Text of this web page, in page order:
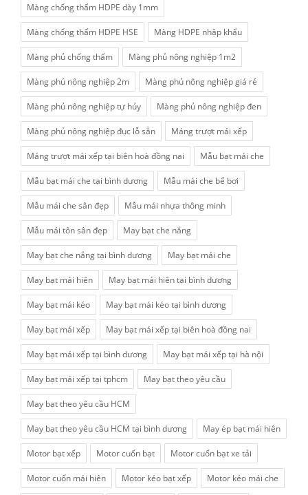
Màng chống thấm HDPE dày 1mm
Màng chống thấm HDPE HSE Màng HDPE nhập khẩu
Màng phủ chống thấm Màng phủ nông nghiệp 1m2
Màng phủ nông nghiệp 2m Màng phủ nông nghiệp giá rẻ
Màng phủ nông nghiệp tự hủy Màng phủ nông nghiệp đen
Màng phủ nông nghiệp đục lỗ sẵn Máng trượt mái xếp
Máng trượt mái xếp tại biên hoà đồng nai Mẫu bạt mái che
Mẫu bạt mái che tại bình dương Mẫu mái che bể bơi
Mẫu mái che sân đẹp Mẫu mái nhựa thông minh
Mẫu mái tôn sân đẹp May bạt che nắng
May bạt che nắng tại bình dương May bạt mái che
May bạt mái hiên May bạt mái hiên tại bình dương
May bạt mái kéo May bạt mái kéo tại bình dương
May bạt mái xếp May bạt mái xếp tại biên hoà đồng nai
May bạt mái xếp tại bình dương May bạt mái xếp tại hà nội
May bạt mái xếp tại tphcm May bạt theo yêu cầu
May bạt theo yêu cầu HCM
May bạt theo yêu cầu HCM tại bình dương May ép bạt mái hiên
Motor bạt xếp Motor cuốn bạt Motor cuốn bạt xe tải
Motor cuốn mái hiên Motor kéo bạt xếp Motor kéo mái che